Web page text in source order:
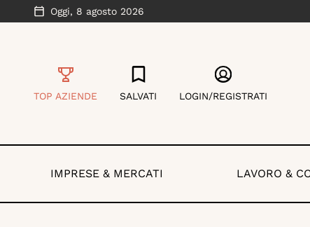
Oggi, 8 agosto 2026
TOP AZIENDE SALVATI LOGIN/REGISTRATI
IMPRESE & MERCATI LAVORO &